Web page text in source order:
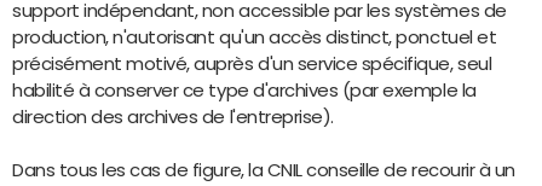
support indépendant, non accessible par les systèmes de
production, n'autorisant qu'un accès distinct, ponctuel et
précisément motivé, auprès d'un service spécifique, seul
habilité à conserver ce type d'archives (par exemple la
direction des archives de l'entreprise).
Dans tous les cas de figure, la CNIL conseille de recourir à un